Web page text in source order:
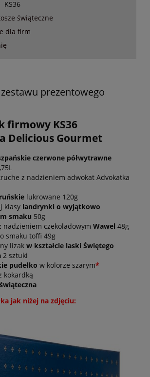
KS36
świąteczne
dla firm
prezentowego
firmowy KS36
Delicious Gourmet
czerwone półwytrawne
z nadzieniem adwokat Advokatka
lukrowane 120g
klasy landrynki o wyjątkowo
smaku 50g
nadzieniem czekoladowym Wawel 48g
o smaku toffi 49g
lizak w kształcie laski Świętego
2 sztuki
pudełko w kolorze szarym*
kokardką
jak niżej na zdjęciu: